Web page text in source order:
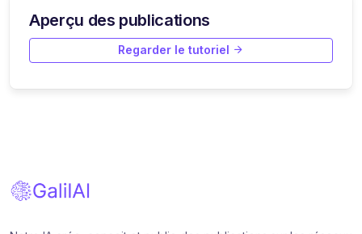
Aperçu des publications
Regarder le tutoriel